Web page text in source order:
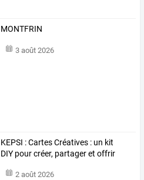
MONTFRIN
3 août 2026
KEPSI : Cartes Créatives : un kit
DIY pour créer, partager et offrir
2 août 2026